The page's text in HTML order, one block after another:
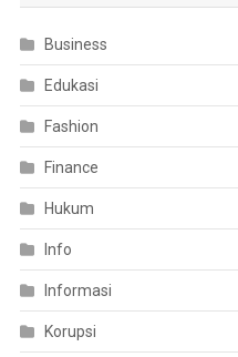
Business
Edukasi
Fashion
Finance
Hukum
Info
Informasi
Korupsi